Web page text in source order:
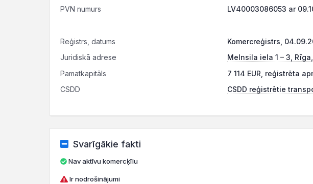
PVN numurs
LV40003086053 ar
Reģistrs, datums
Komercreģistrs,
Juridiskā adrese
Melnsila iela 1 – 3,
Pamatkapitāls
7 114 EUR, reģistrēta
CSDD
CSDD reģistrētie
Svarīgākie fakti
Nav aktīvu komercķīlu
Ir nodrošinājumi